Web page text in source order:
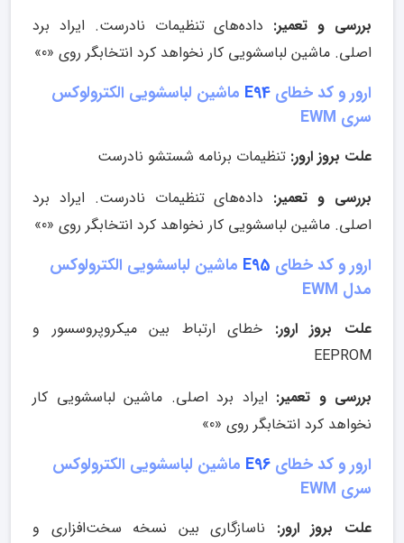
بررسی و تعمیر: داده‌های تنظیمات نادرست. ایراد برد
اصلی. ماشین لباسشویی کار نخواهد کرد انتخابگر روی «0»
ارور و کد خطای
ماشین لباسشویی الکترولوکس
سری EWM
علت بروز ارور: تنظیمات برنامه شستشو نادرست
بررسی و تعمیر: داده‌های تنظیمات نادرست. ایراد برد
اصلی. ماشین لباسشویی کار نخواهد کرد انتخابگر روی «0»
ارور و کد خطای
ماشین لباسشویی الکترولوکس
مدل EWM
علت بروز ارور: خطای ارتباط بین میکروپروسسور و
EEPROM
بررسی و تعمیر: ایراد برد اصلی. ماشین لباسشویی کار
نخواهد کرد انتخابگر روی «0»
ارور و کد خطای E96 ماشین لباسشویی الکترولوکس
سری EWM
علت بروز ارور: ناسازگاری بین نسخه سخت‌افزاری و